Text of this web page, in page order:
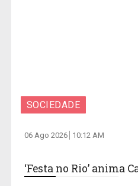
SOCIEDADE
06 Ago 2026 10:12 AM
‘Festa no Rio’ anima